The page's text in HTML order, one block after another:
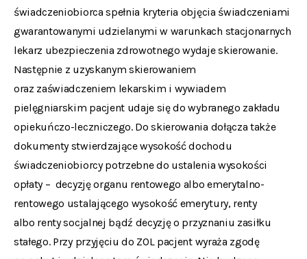
świadczeniobiorca spełnia kryteria objęcia świadczeniami
gwarantowanymi udzielanymi w warunkach stacjonarnych
lekarz ubezpieczenia zdrowotnego wydaje skierowanie.
Następnie z uzyskanym skierowaniem
oraz zaświadczeniem lekarskim i wywiadem
pielęgniarskim pacjent udaje się do wybranego zakładu
opiekuńczo-leczniczego. Do skierowania dołącza także
dokumenty stwierdzające wysokość dochodu
świadczeniobiorcy potrzebne do ustalenia wysokości
opłaty – decyzję organu rentowego albo emerytalno-
rentowego ustalającego wysokość emerytury, renty
albo renty socjalnej bądź decyzję o przyznaniu zasiłku
stałego. Przy przyjęciu do ZOL pacjent wyraża zgodę